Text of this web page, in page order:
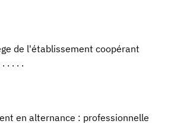
de l'établissement coopérant
. . . .
en alternance : professionnelle